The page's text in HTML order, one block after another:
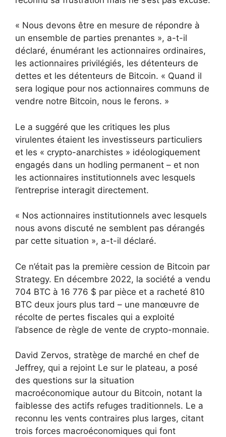
« Nous devons être en mesure de répondre à
un ensemble de parties prenantes », a-t-il
déclaré, énumérant les actionnaires ordinaires,
les actionnaires privilégiés, les détenteurs de
dettes et les détenteurs de Bitcoin. « Quand il
sera logique pour nos actionnaires communs de
vendre notre Bitcoin, nous le ferons. »
Le a suggéré que les critiques les plus
virulentes étaient les investisseurs particuliers
et les « crypto-anarchistes » idéologiquement
engagés dans un hodling permanent – ​​et non
les actionnaires institutionnels avec lesquels
l’entreprise interagit directement.
« Nos actionnaires institutionnels avec lesquels
nous avons discuté ne semblent pas dérangés
par cette situation », a-t-il déclaré.
Ce n’était pas la première cession de Bitcoin par
Strategy. En décembre 2022, la société a vendu
704 BTC à 16 776 $ par pièce et a racheté 810
BTC deux jours plus tard – une manœuvre de
récolte de pertes fiscales qui a exploité
l’absence de règle de vente de crypto-monnaie.
David Zervos, stratège de marché en chef de
Jeffrey, qui a rejoint Le sur le plateau, a posé
des questions sur la situation
macroéconomique autour du Bitcoin, notant la
faiblesse des actifs refuges traditionnels. Le a
reconnu les vents contraires plus larges, citant
trois forces macroéconomiques qui font